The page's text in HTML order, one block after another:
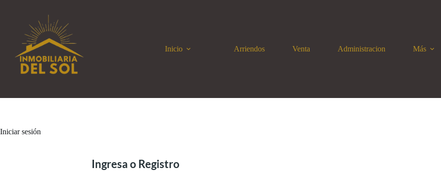
Inicio Arriendos Venta Administracion Más
Iniciar sesión
Ingresa o Registro